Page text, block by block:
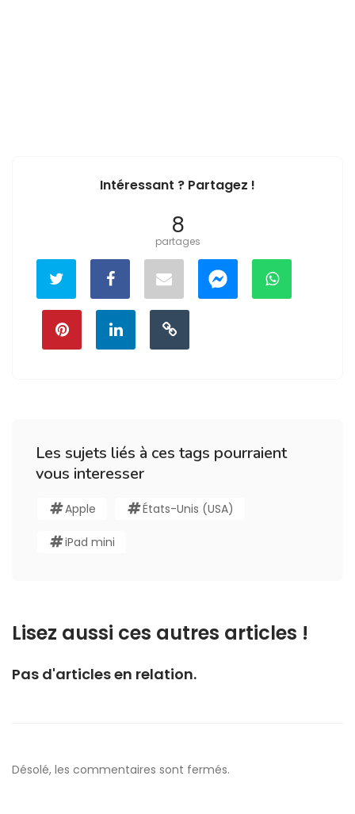
Intéressant ? Partagez !
8
partages
Les sujets liés à ces tags pourraient
vous interesser
Apple États-Unis (USA)
iPad mini
Lisez aussi ces autres articles !
Pas d'articles en relation.
Désolé, les commentaires sont fermés.